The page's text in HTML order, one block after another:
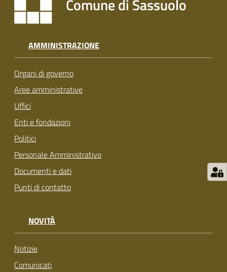
t
s
u
o
Tutti
gli
argomenti...
Seguici
su
Comune di Sassuolo
AMMINISTRAZIONE
Organi di governo
Aree amministrative
Uffici
Enti e fondazioni
Politici
Personale Amministrativo
Documenti e dati
Punti di contatto
NOVITÀ
Notizie
Comunicati